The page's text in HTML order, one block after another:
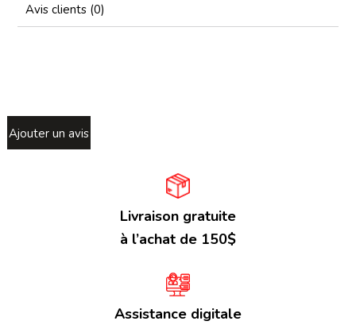
Avis clients (0)
Ajouter un avis
Livraison gratuite
à l’achat de 150$
Assistance digitale